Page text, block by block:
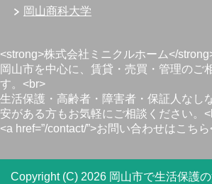
岡山商科大学
<strong>株式会社ミニクルホーム</
岡山市を中心に、賃貸・売買・管理のご
す。<br>
生活保護・高齢者・障害者・保証人なし
安がある方もお気軽にご相談ください。
<a href=”/contact/”>お問い合わせはこち
Copyright (C) 2026 岡山市で生活保護